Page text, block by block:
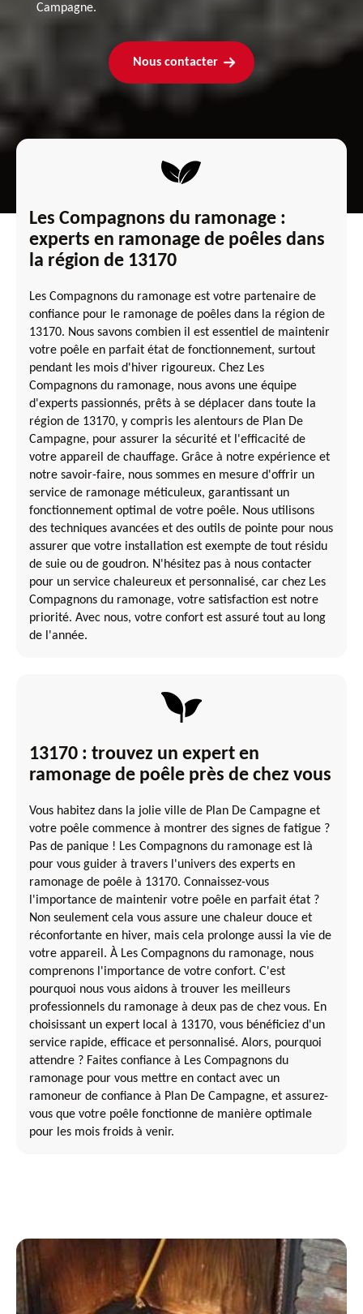
Campagne.
Nous contacter
Les Compagnons du ramonage :
experts en ramonage de poêles dans
la région de 13170
Les Compagnons du ramonage est votre partenaire de
confiance pour le ramonage de poêles dans la région de
13170. Nous savons combien il est essentiel de maintenir
votre poêle en parfait état de fonctionnement, surtout
pendant les mois d'hiver rigoureux. Chez Les
Compagnons du ramonage, nous avons une équipe
d'experts passionnés, prêts à se déplacer dans toute la
région de 13170, y compris les alentours de Plan De
Campagne, pour assurer la sécurité et l'efficacité de
votre appareil de chauffage. Grâce à notre expérience et
notre savoir-faire, nous sommes en mesure d'offrir un
service de ramonage méticuleux, garantissant un
fonctionnement optimal de votre poêle. Nous utilisons
des techniques avancées et des outils de pointe pour nous
assurer que votre installation est exempte de tout résidu
de suie ou de goudron. N'hésitez pas à nous contacter
pour un service chaleureux et personnalisé, car chez Les
Compagnons du ramonage, votre satisfaction est notre
priorité. Avec nous, votre confort est assuré tout au long
de l'année.
13170 : trouvez un expert en
ramonage de poêle près de chez vous
Vous habitez dans la jolie ville de Plan De Campagne et
votre poêle commence à montrer des signes de fatigue ?
Pas de panique ! Les Compagnons du ramonage est là
pour vous guider à travers l'univers des experts en
ramonage de poêle à 13170. Connaissez-vous
l'importance de maintenir votre poêle en parfait état ?
Non seulement cela vous assure une chaleur douce et
réconfortante en hiver, mais cela prolonge aussi la vie de
votre appareil. À Les Compagnons du ramonage, nous
comprenons l'importance de votre confort. C'est
pourquoi nous vous aidons à trouver les meilleurs
professionnels du ramonage à deux pas de chez vous. En
choisissant un expert local à 13170, vous bénéficiez d'un
service rapide, efficace et personnalisé. Alors, pourquoi
attendre ? Faites confiance à Les Compagnons du
ramonage pour vous mettre en contact avec un
ramoneur de confiance à Plan De Campagne, et assurez-
vous que votre poêle fonctionne de manière optimale
pour les mois froids à venir.